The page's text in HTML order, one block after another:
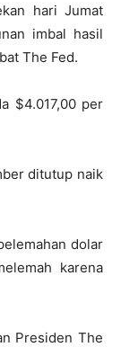
hari Jumat
imbal hasil
The Fed.
$4.017,00 per
ditutup naik
dolar
karena
Presiden The